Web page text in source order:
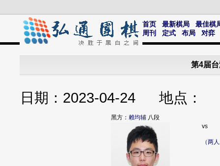
首页 最新棋局
最佳棋
周刊
定式 布局 对弈
第4届
日期：2023-04-24 地点
黑方： 赖均辅 八段
vs
（两